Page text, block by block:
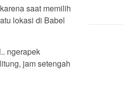
saat memilih
lokasi di Babel
ngerapek
jam setengah